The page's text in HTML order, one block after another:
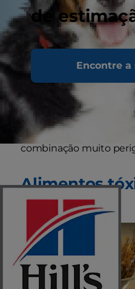
de
Encontre
Com o Halloween a
está ansiosa para
doces coloridos
tentação para o seu
entanto doces e gatos
combinação muito
Alimentos
gatos